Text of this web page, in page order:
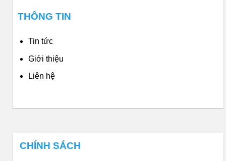
THÔNG TIN
Tin tức
Giới thiệu
Liên hệ
CHÍNH SÁCH